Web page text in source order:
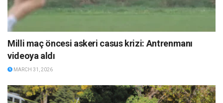
Milli maç öncesi askeri casus krizi: Antrenmanı
videoya aldı
MARCH 31, 2026